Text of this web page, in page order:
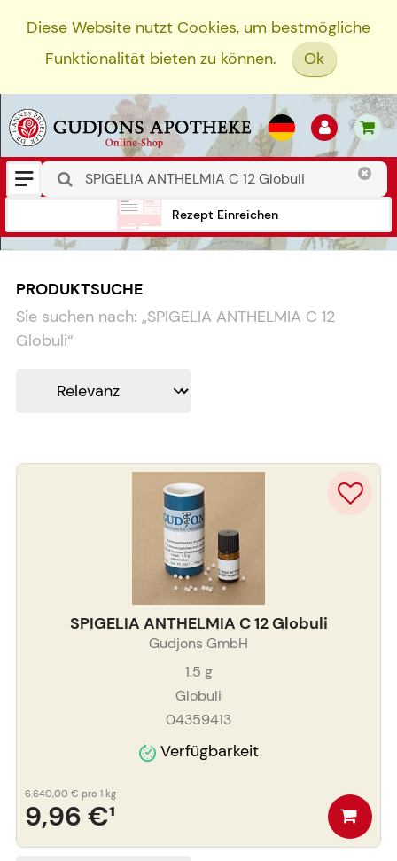
Diese Website nutzt Cookies, um bestmögliche
Funktionalität bieten zu können.
Ok
Rezept Einreichen
PRODUKTSUCHE
Sie suchen nach: „SPIGELIA ANTHELMIA C 12
Globuli“
SPIGELIA ANTHELMIA C 12 Globuli
Gudjons GmbH
1.5 g
Globuli
04359413
Verfügbarkeit
9,96 €¹
6.640,00 € pro 1 kg